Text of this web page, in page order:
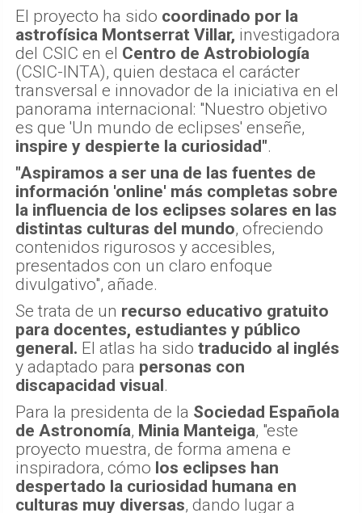
El proyecto ha sido coordinado por la
astrofísica Montserrat Villar, investigadora
del CSIC en el Centro de Astrobiología
(CSIC-INTA), quien destaca el carácter
transversal e innovador de la iniciativa en el
panorama internacional: "Nuestro objetivo
es que 'Un mundo de eclipses' enseñe,
inspire y despierte la curiosidad".
"Aspiramos a ser una de las fuentes de
información 'online' más completas sobre
la influencia de los eclipses solares en las
distintas culturas del mundo, ofreciendo
contenidos rigurosos y accesibles,
presentados con un claro enfoque
divulgativo", añade.
Se trata de un recurso educativo gratuito
para docentes, estudiantes y público
general. El atlas ha sido traducido al inglés
y adaptado para personas con
discapacidad visual.
Para la presidenta de la Sociedad Española
de Astronomía, Minia Manteiga, "este
proyecto muestra, de forma amena e
inspiradora, cómo los eclipses han
despertado la curiosidad humana en
culturas muy diversas, dando lugar a